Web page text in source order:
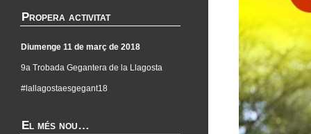
Propera activitat
Diumenge 11 de març de 2018
9a Trobada Gegantera de la Llagosta
#lallagostaesgegant18
El més nou…